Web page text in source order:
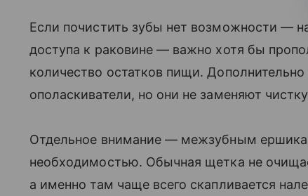
Если почистить зубы нет возможности —
доступа к раковине — важно хотя бы
количество остатков пищи.
ополаскиватели, но они не заменяют
Отдельное внимание — межзубным
необходимостью. Обычная щетка не
а именно там чаще всего скапливается